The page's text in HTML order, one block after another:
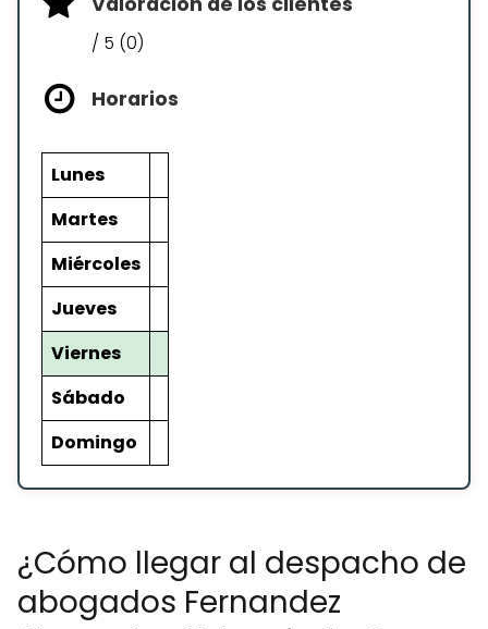
/ 5 (0)
Horarios
Lunes
Martes
Miércoles
Jueves
Viernes
Sábado
Domingo
¿Cómo llegar al despacho de
abogados Fernandez